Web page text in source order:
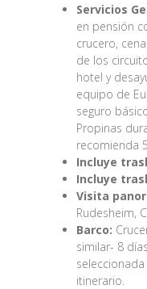
Servicios
en pensión
crucero,
de los
hotel y
equipo de
seguro
Propinas
recomienda
Incluye
Incluye
Visita
Rudesheim,
Barco:
similar- 8
itinerario.